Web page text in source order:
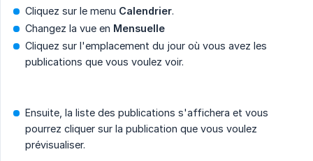
Cliquez sur le menu Calendrier.
Changez la vue en Mensuelle
Cliquez sur l'emplacement du jour où vous avez les
publications que vous voulez voir.
Ensuite, la liste des publications s'affichera et vous
pourrez cliquer sur la publication que vous voulez
prévisualiser.